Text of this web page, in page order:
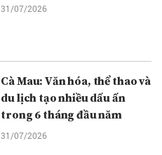
31/07/2026
Cà Mau: Văn hóa, thể thao và
du lịch tạo nhiều dấu ấn
trong 6 tháng đầu năm
31/07/2026